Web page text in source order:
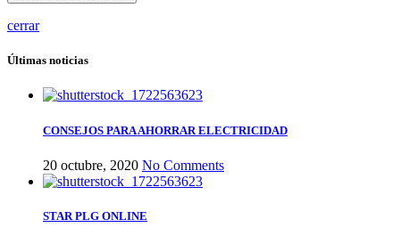
cerrar
Últimas noticias
CONSEJOS PARA AHORRAR ELECTRICIDAD
20 octubre, 2020 No Comments
STAR PLG ONLINE